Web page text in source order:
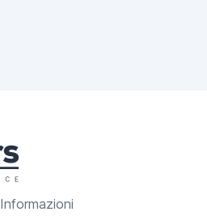
Informazioni